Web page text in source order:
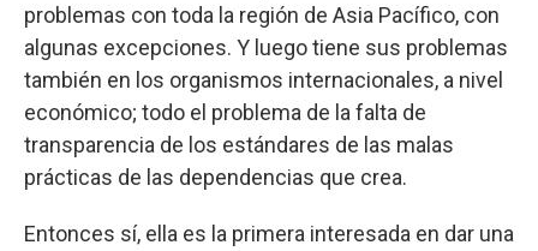
problemas con toda la región de Asia Pacífico, con
algunas excepciones. Y luego tiene sus problemas
también en los organismos internacionales, a nivel
económico; todo el problema de la falta de
transparencia de los estándares de las malas
prácticas de las dependencias que crea.
Entonces sí, ella es la primera interesada en dar una